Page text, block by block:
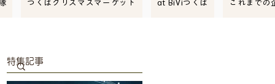
つくばクリスマスマーケット at BiViつくば これまでの
特集記事